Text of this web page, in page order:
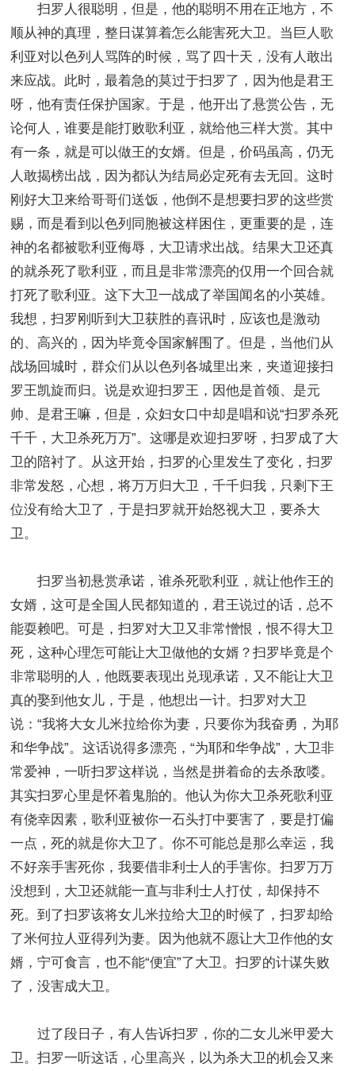
扫罗人很聪明，但是，他的聪明不用在正地方，不
顺从神的真理，整日谋算着怎么能害死大卫。当巨人歌
利亚对以色列人骂阵的时候，骂了四十天，没有人敢出
来应战。此时，最着急的莫过于扫罗了，因为他是君王
呀，他有责任保护国家。于是，他开出了悬赏公告，无
论何人，谁要是能打败歌利亚，就给他三样大赏。其中
有一条，就是可以做王的女婿。但是，价码虽高，仍无
人敢揭榜出战，因为都认为结局必定死有去无回。这时
刚好大卫来给哥哥们送饭，他倒不是想要扫罗的这些赏
赐，而是看到以色列同胞被这样困住，更重要的是，连
神的名都被歌利亚侮辱，大卫请求出战。结果大卫还真
的就杀死了歌利亚，而且是非常漂亮的仅用一个回合就
打死了歌利亚。这下大卫一战成了举国闻名的小英雄。
我想，扫罗刚听到大卫获胜的喜讯时，应该也是激动
的、高兴的，因为毕竟令国家解围了。但是，当他们从
战场回城时，群众们从以色列各城里出来，夹道迎接扫
罗王凯旋而归。说是欢迎扫罗王，因他是首领、是元
帅、是君王嘛，但是，众妇女口中却是唱和说“扫罗杀死
千千，大卫杀死万万”。这哪是欢迎扫罗呀，扫罗成了大
卫的陪衬了。从这开始，扫罗的心里发生了变化，扫罗
非常发怒，心想，将万万归大卫，千千归我，只剩下王
位没有给大卫了，于是扫罗就开始怒视大卫，要杀大
卫。
扫罗当初悬赏承诺，谁杀死歌利亚，就让他作王的
女婿，这可是全国人民都知道的，君王说过的话，总不
能耍赖吧。可是，扫罗对大卫又非常憎恨，恨不得大卫
死，这种心理怎可能让大卫做他的女婿？扫罗毕竟是个
非常聪明的人，他既要表现出兑现承诺，又不能让大卫
真的娶到他女儿，于是，他想出一计。扫罗对大卫
说：“我将大女儿米拉给你为妻，只要你为我奋勇，为耶
和华争战”。这话说得多漂亮，“为耶和华争战”，大卫非
常爱神，一听扫罗这样说，当然是拼着命的去杀敌喽。
其实扫罗心里是怀着鬼胎的。他认为你大卫杀死歌利亚
有侥幸因素，歌利亚被你一石头打中要害了，要是打偏
一点，死的就是你大卫了。你不可能总是那么幸运，我
不好亲手害死你，我要借非利士人的手害你。扫罗万万
没想到，大卫还就能一直与非利士人打仗，却保持不
死。到了扫罗该将女儿米拉给大卫的时候了，扫罗却给
了米何拉人亚得列为妻。因为他就不愿让大卫作他的女
婿，宁可食言，也不能“便宜”了大卫。扫罗的计谋失败
了，没害成大卫。
过了段日子，有人告诉扫罗，你的二女儿米甲爱大
卫。扫罗一听这话，心里高兴，以为杀大卫的机会又来